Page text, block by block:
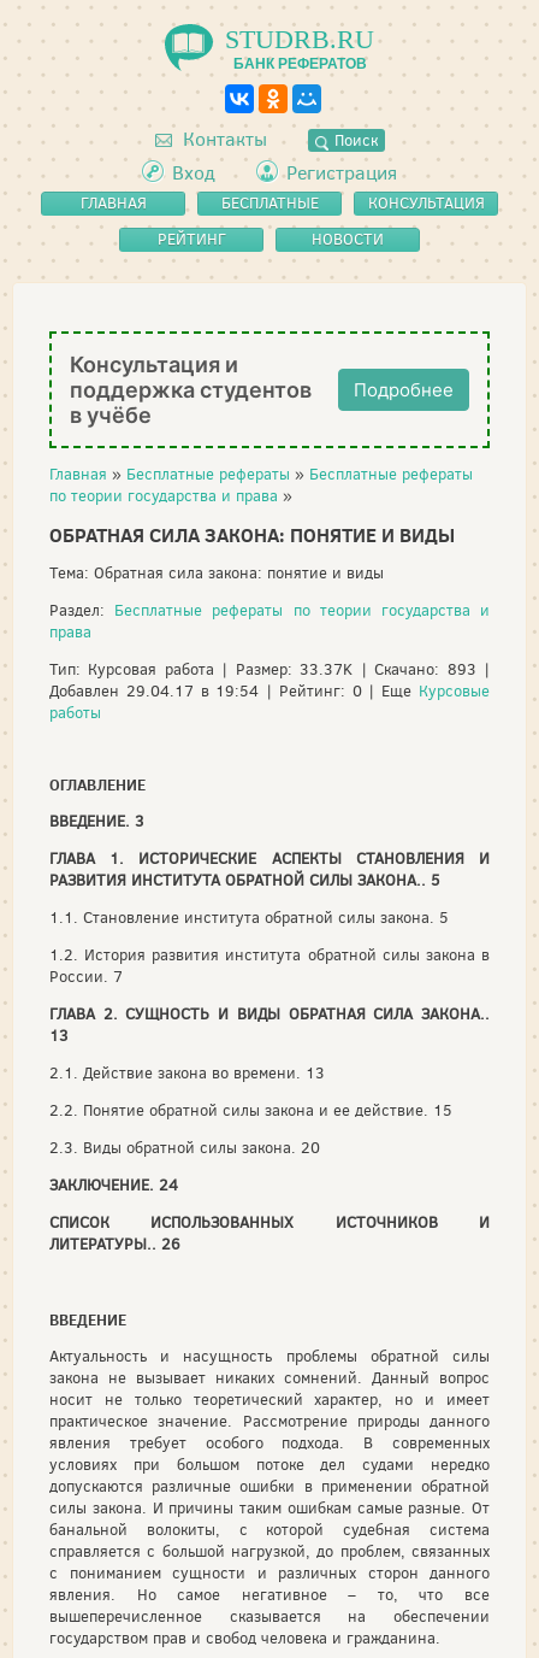
STUDRB.RU
БАНК РЕФЕРАТОВ
Контакты Поиск
Вход Регистрация
ГЛАВНАЯ
БЕСПЛАТНЫЕ
РЕФЕРАТЫ
КОНСУЛЬТАЦИЯ
РЕЙТИНГ
НОВОСТИ
Консультация и
поддержка студентов
в учёбе
Подробнее
Главная » Бесплатные рефераты » Бесплатные рефераты
по теории государства и права »
ОБРАТНАЯ СИЛА ЗАКОНА: ПОНЯТИЕ И ВИДЫ
Тема: Обратная сила закона: понятие и виды
Раздел: Бесплатные рефераты по теории государства и
права
Тип: Курсовая работа | Размер: 33.37K | Скачано: 893 |
Добавлен 29.04.17 в 19:54 | Рейтинг: 0 | Еще Курсовые
работы
ОГЛАВЛЕНИЕ
ВВЕДЕНИЕ. 3
ГЛАВА 1. ИСТОРИЧЕСКИЕ АСПЕКТЫ СТАНОВЛЕНИЯ И
РАЗВИТИЯ ИНСТИТУТА ОБРАТНОЙ СИЛЫ ЗАКОНА.. 5
1.1. Становление института обратной силы закона. 5
1.2. История развития института обратной силы закона в
России. 7
ГЛАВА 2. СУЩНОСТЬ И ВИДЫ ОБРАТНАЯ СИЛА ЗАКОНА..
13
2.1. Действие закона во времени. 13
2.2. Понятие обратной силы закона и ее действие. 15
2.3. Виды обратной силы закона. 20
ЗАКЛЮЧЕНИЕ. 24
СПИСОК ИСПОЛЬЗОВАННЫХ ИСТОЧНИКОВ И
ЛИТЕРАТУРЫ.. 26
ВВЕДЕНИЕ
Актуальность и насущность проблемы обратной силы
закона не вызывает никаких сомнений. Данный вопрос
носит не только теоретический характер, но и имеет
практическое значение. Рассмотрение природы данного
явления требует особого подхода. В современных
условиях при большом потоке дел судами нередко
допускаются различные ошибки в применении обратной
силы закона. И причины таким ошибкам самые разные. От
банальной волокиты, с которой судебная система
справляется с большой нагрузкой, до проблем, связанных
с пониманием сущности и различных сторон данного
явления. Но самое негативное – то, что все
вышеперечисленное сказывается на обеспечении
государством прав и свобод человека и гражданина.